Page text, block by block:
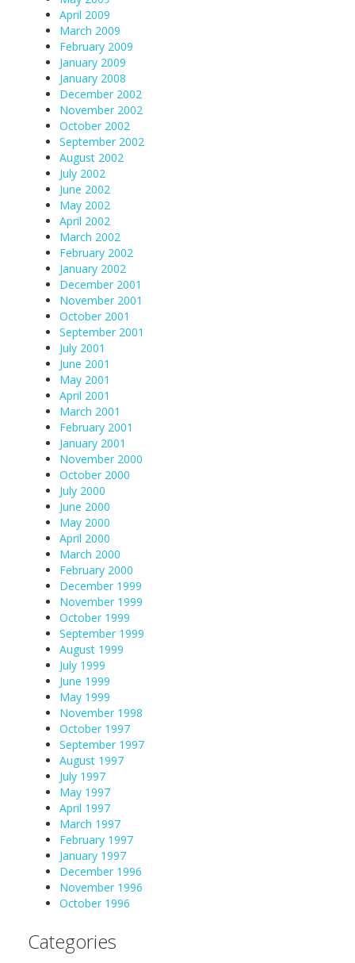
April 2009
March 2009
February 2009
January 2009
January 2008
December 2002
November 2002
October 2002
September 2002
August 2002
July 2002
June 2002
May 2002
April 2002
March 2002
February 2002
January 2002
December 2001
November 2001
October 2001
September 2001
July 2001
June 2001
May 2001
April 2001
March 2001
February 2001
January 2001
November 2000
October 2000
July 2000
June 2000
May 2000
April 2000
March 2000
February 2000
December 1999
November 1999
October 1999
September 1999
August 1999
July 1999
June 1999
May 1999
November 1998
October 1997
September 1997
August 1997
July 1997
May 1997
April 1997
March 1997
February 1997
January 1997
December 1996
November 1996
October 1996
Categories